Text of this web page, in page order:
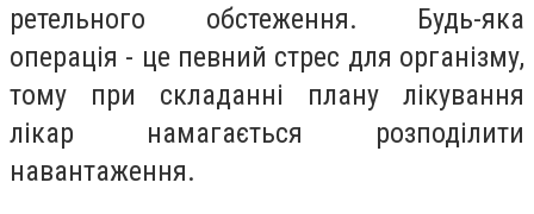
ретельного обстеження. Будь-яка
операція - це певний стрес для організму,
тому при складанні плану лікування
лікар намагається розподілити
навантаження.